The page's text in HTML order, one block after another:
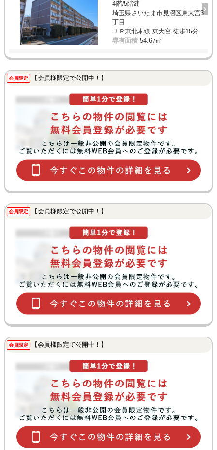
4階/5階建
埼玉県さいたま市見沼区東大宮3
丁目
ＪＲ東北本線 東大宮 徒歩15分
専有面積 54.67㎡
会員限定 【会員様限定で公開中！】
会員限定 【会員様限定で公開中！】
会員限定 【会員様限定で公開中！】